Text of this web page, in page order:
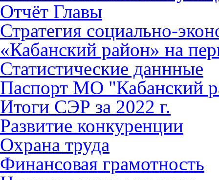
Отчёт Главы
Стратегия социально-
«Кабанский район» на
Статистические даннные
Паспорт МО "Кабанский
Итоги СЭР за 2022 г.
Развитие конкуренции
Охрана труда
Финансовая грамотность